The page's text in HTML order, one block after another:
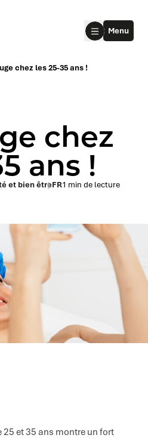
Menu
chez les 25-35 ans !
chez
ans !
et bien êtreFR1 min de lecture
25 et 35 ans montre un fort